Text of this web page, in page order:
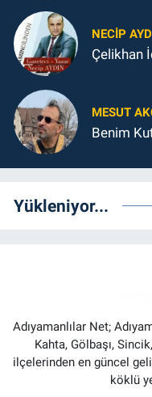
NECIP
Çelikhan
MESUT
Benim
Yükleniyor...
Adıyamanlılar Net;
Kahta, Gölbaşı,
ilçelerinden en güncel
köklü